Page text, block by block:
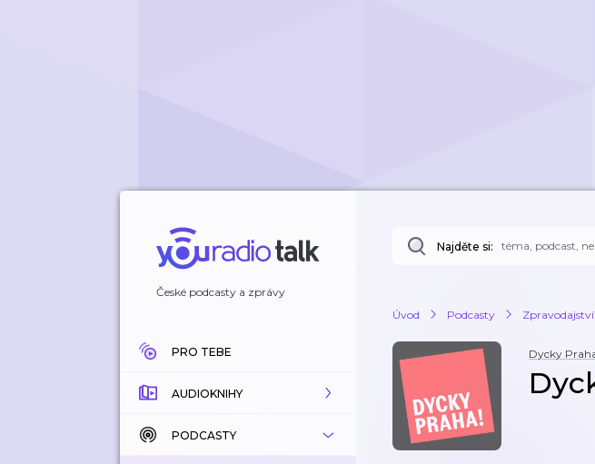
České podcasty a zprávy
PRO TEBE
AUDIOKNIHY
KATALOG
PODCASTY
Najděte si:
Úvod Podcasty Zpravodajství
Dycky